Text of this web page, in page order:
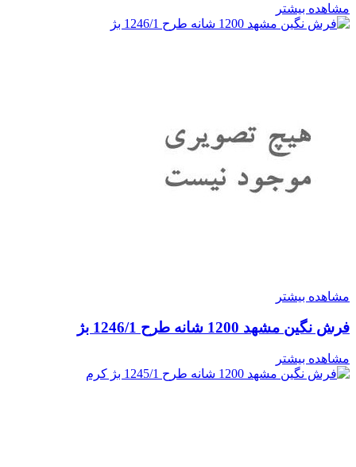
مشاهده بیشتر
مشاهده بیشتر
فرش نگین مشهد 1200 شانه طرح 1246/1 بژ
مشاهده بیشتر